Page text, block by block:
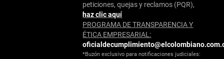
peticiones, quejas y reclamos (PQR),
haz clic aquí
PROGRAMA DE TRANSPARENCIA Y
ÉTICA EMPRESARIAL:
*Buzón exclusivo para notificaciones judiciales: